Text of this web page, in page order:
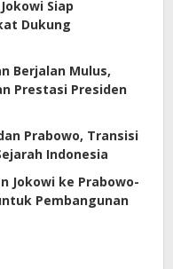
Siap
Dukung
Berjalan Mulus,
Prestasi Presiden
Prabowo, Transisi
Indonesia
Jokowi ke Prabowo-
Pembangunan